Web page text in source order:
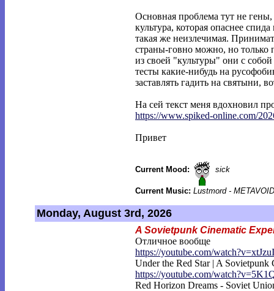
Основная проблема тут не гены,
культура, которая опаснее
такая же неизлечимая.
страны-говно можно, но только
из своей "культуры" они с
тесты какие-нибудь на
заставлять гадить на святыни,
На сей текст меня вдохновил
https://www.spiked-online.com/
Привет
Current Mood: sick
Current Music: Lustmord - METAVOID
Monday, August 3rd, 2026
A Sovietpunk Cinematic
Отличное вообще
https://youtube.com/
Under the Red Star | A Sovietpunk
https://youtube.com/
Red Horizon Dreams - Soviet